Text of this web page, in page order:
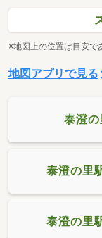
※地図上の位置は目安で
地図アプリで見る
泰澄
泰澄の里
泰澄の里